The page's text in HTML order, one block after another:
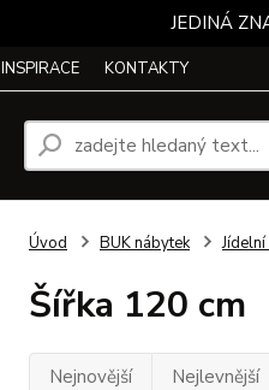
JEDINÁ
INSPIRACE KONTAKTY
Úvod BUK nábytek
Šířka 120 cm
Nejnovější Nejlevnější